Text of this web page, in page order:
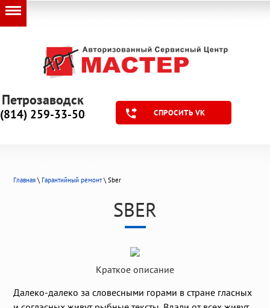
Петрозаводск
(814) 259-33-50 СПРОСИТЬ VK
Главная\ Гарантийный ремонт\ Sber
SBER
Краткое описание
Далеко-далеко за словесными горами в стране гласных